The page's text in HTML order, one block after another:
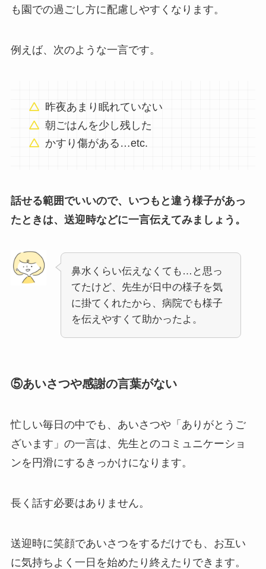
も園での過ごし方に配慮しやすくなります。
例えば、次のような一言です。
昨夜あまり眠れていない
朝ごはんを少し残した
かすり傷がある…etc.
話せる範囲でいいので、いつもと違う様子があっ
たときは、送迎時などに一言伝えてみましょう。
鼻水くらい伝えなくても…と思っ
てたけど、先生が日中の様子を気
に掛てくれたから、病院でも様子
を伝えやすくて助かったよ。
⑤あいさつや感謝の言葉がない
忙しい毎日の中でも、あいさつや「ありがとうご
ざいます」の一言は、先生とのコミュニケーショ
ンを円滑にするきっかけになります。
長く話す必要はありません。
送迎時に笑顔であいさつをするだけでも、お互い
に気持ちよく一日を始めたり終えたりできます。